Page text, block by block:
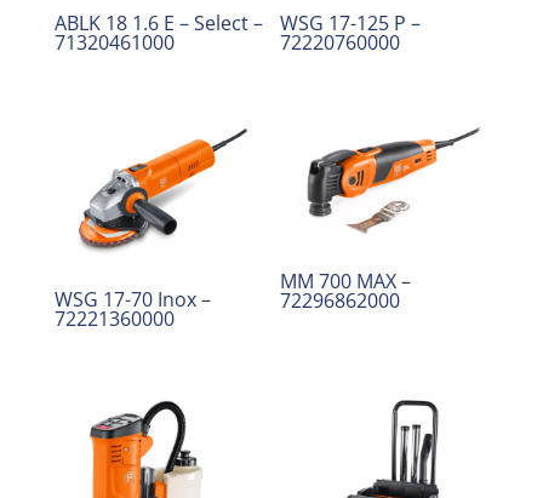
ABLK 18 1.6 E – Select –
71320461000
WSG 17-125 P –
72220760000
WSG 17-70 Inox –
72221360000
MM 700 MAX –
72296862000